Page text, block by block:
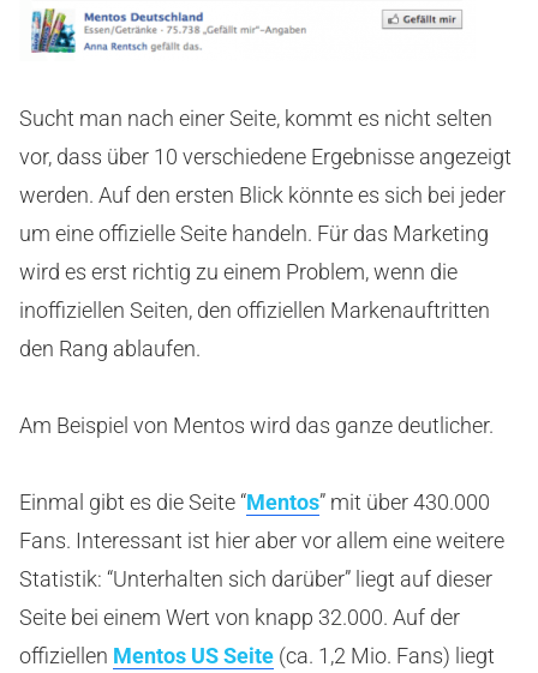
Sucht man nach einer Seite, kommt es nicht selten
vor, dass über 10 verschiedene Ergebnisse angezeigt
werden. Auf den ersten Blick könnte es sich bei jeder
um eine offizielle Seite handeln. Für das Marketing
wird es erst richtig zu einem Problem, wenn die
inoffiziellen Seiten, den offiziellen Markenauftritten
den Rang ablaufen.
Am Beispiel von Mentos wird das ganze deutlicher.
Einmal gibt es die Seite “Mentos” mit über 430.000
Fans. Interessant ist hier aber vor allem eine weitere
Statistik: “Unterhalten sich darüber” liegt auf dieser
Seite bei einem Wert von knapp 32.000. Auf der
offiziellen Mentos US Seite (ca. 1,2 Mio. Fans) liegt